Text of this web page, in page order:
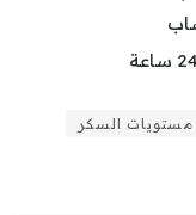
مستويات السكر